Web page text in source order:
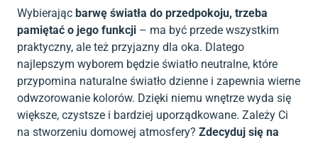
Wybierając barwę światła do przedpokoju, trzeba
pamiętać o jego funkcji – ma być przede wszystkim
praktyczny, ale też przyjazny dla oka. Dlatego
najlepszym wyborem będzie światło neutralne, które
przypomina naturalne światło dzienne i zapewnia wierne
odwzorowanie kolorów. Dzięki niemu wnętrze wyda się
większe, czystsze i bardziej uporządkowane. Zależy Ci
na stworzeniu domowej atmosfery? Zdecyduj się na